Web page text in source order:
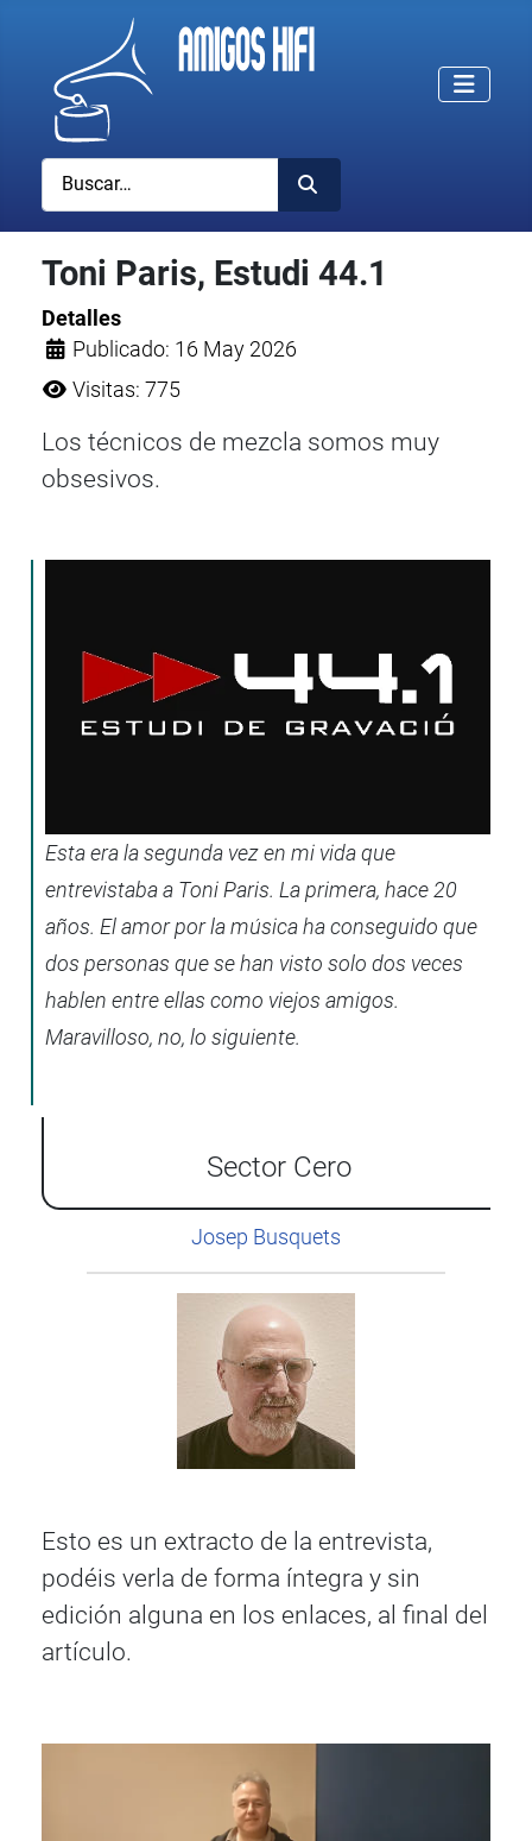
Buscar
Toni Paris, Estudi 44.1
Detalles
Publicado: 16 May 2026
Visitas: 775
Los técnicos de mezcla somos muy
obsesivos.
Sector Cero
Josep Busquets
Esta era la segunda vez en mi vida que
entrevistaba a Toni Paris. La primera, hace 20
años. El amor por la música ha conseguido que
dos personas que se han visto solo dos veces
hablen entre ellas como viejos amigos.
Maravilloso, no, lo siguiente.
Esto es un extracto de la entrevista,
podéis verla de forma íntegra y sin
edición alguna en los enlaces, al final del
artículo.